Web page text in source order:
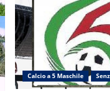
Calcio a 5 Maschile